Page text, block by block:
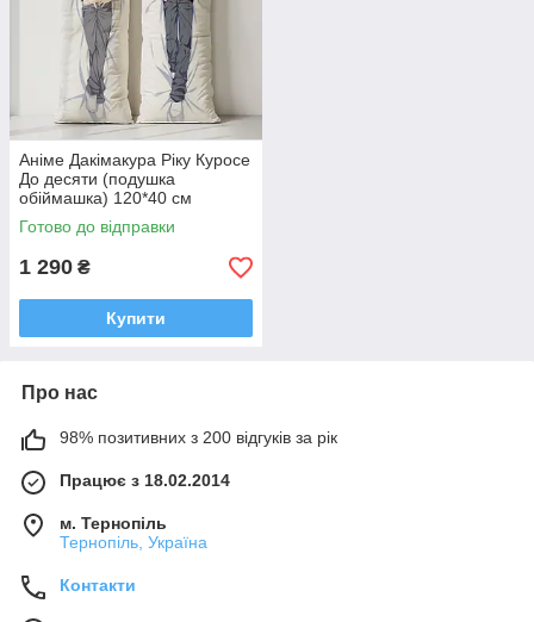
Аніме Дакімакура Ріку Куросе
До десяти (подушка
обіймашка) 120*40 см
Готово до відправки
1 290 ₴
Купити
Про нас
98% позитивних з 200 відгуків за рік
Працює з 18.02.2014
м. Тернопіль
Тернопіль, Україна
Контакти